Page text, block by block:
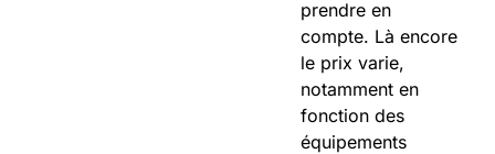
prendre en
compte. Là encore
le prix varie,
notamment en
fonction des
équipements